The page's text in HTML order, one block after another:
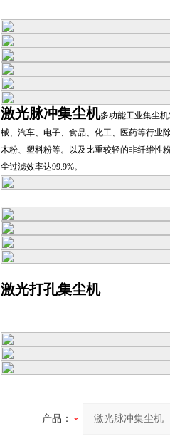
激光脉冲集尘机多功能工业集尘
械、汽车、电子、食品、化工、医药等行业
木粉、塑料粉等。以及比重较轻的非纤维性
尘过滤效率达99.9%。
激光打孔集尘机
产品：